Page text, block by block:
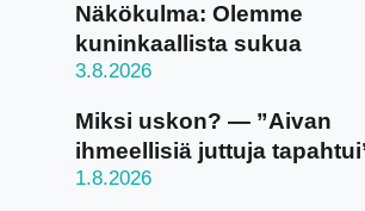
Näkökulma: Olemme
kuninkaallista sukua
3.8.2026
Miksi uskon? — ”Aivan
ihmeellisiä juttuja
1.8.2026